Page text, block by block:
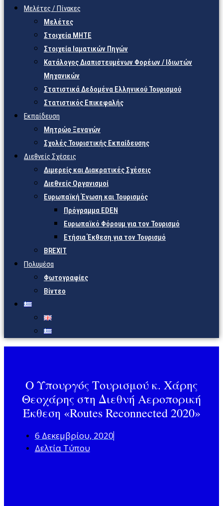
Μελέτες / Πίνακες
Μελέτες
Στοιχεία ΜΗΤΕ
Στοιχεία Ιαματικών Πηγών
Κατάλογος Διαπιστευμένων Φορέων / Ιδιωτών
Μηχανικών
Στατιστικά Δεδομένα Ελληνικού Τουρισμού
Στατιστικός Επικεφαλής
Εκπαίδευση
Μητρώο Ξεναγών
Σχολές Τουριστικής Εκπαίδευσης
Διεθνείς Σχέσεις
Διμερείς και Διακρατικές Σχέσεις
Διεθνείς Οργανισμοί
Ευρωπαϊκή Ένωση και Τουρισμός
Πρόγραμμα EDEN
Ευρωπαϊκό Φόρουμ για τον Τουρισμό
Ετήσια Έκθεση για τον Τουρισμό
BREXIT
Πολυμέσα
Φωτογραφίες
Βίντεο
Ο Υπουργός Τουρισμού κ. Χάρης
Θεοχάρης στη Διεθνή Αεροπορική
Έκθεση «Routes Reconnected 2020»
6 Δεκεμβρίου, 2020
Δελτία Τύπου